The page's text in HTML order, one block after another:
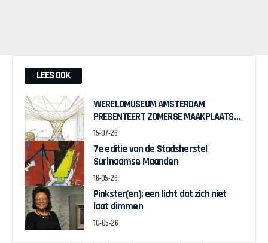
LEES OOK
WERELDMUSEUM AMSTERDAM
PRESENTEERT ZOMERSE MAAKPLAATS
MUCH TO DO WITH BAMBOO
15-07-26
7e editie van de Stadsherstel
Surinaamse Maanden
16-05-26
Pinkster(en): een licht dat zich niet
laat dimmen
10-05-26